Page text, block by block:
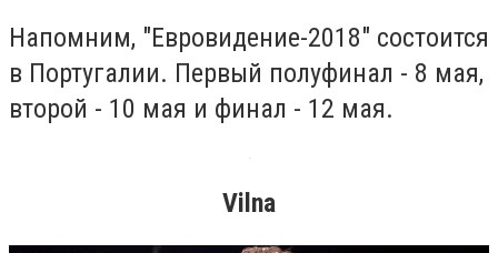
Напомним, "Евровидение-2018" состоится
в Португалии. Первый полуфинал - 8 мая,
второй - 10 мая и финал - 12 мая.
Vilna